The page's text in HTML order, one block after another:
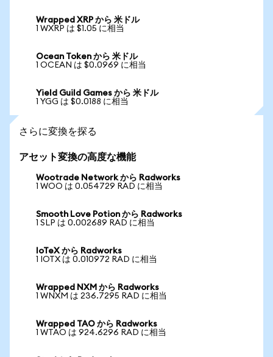
Wrapped XRP から 米ドル
1 WXRP は $1.05 に相当
Ocean Token から 米ドル
1 OCEAN は $0.0969 に相当
Yield Guild Games から 米ドル
1 YGG は $0.0188 に相当
さらに変換を探る
アセット変換の高度な機能
Wootrade Network から Radworks
1 WOO は 0.054729 RAD に相当
Smooth Love Potion から Radworks
1 SLP は 0.002689 RAD に相当
IoTeX から Radworks
1 IOTX は 0.010972 RAD に相当
Wrapped NXM から Radworks
1 WNXM は 236.7295 RAD に相当
Wrapped TAO から Radworks
1 WTAO は 924.6296 RAD に相当